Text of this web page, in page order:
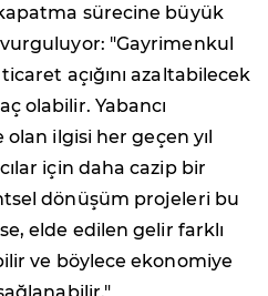
sürecine büyük
"Gayrimenkul
açığını azaltabilecek
olabilir. Yabancı
olan ilgisi her geçen yıl
için daha cazip bir
dönüşüm projeleri bu
elde edilen gelir farklı
ve böylece ekonomiye